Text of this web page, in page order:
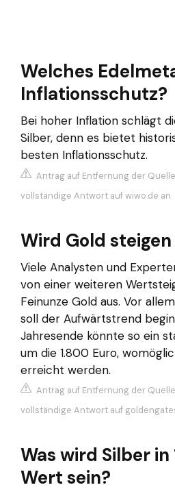
Welches
Inflationsschutz?
Bei hoher Inflation schlägt
Silber, denn es bietet
besten Inflationsschutz.
Antrag auf Entfernung der Quelle
vollständige Antwort auf wiwo.de an
Wird Gold
Viele Analysten und
von einer weiteren
Feinunze Gold aus. Vor
soll der Aufwärtstrend
Jahresende könnte so ein
um die 1.800 Euro,
erreicht werden.
Antrag auf Entfernung der Quelle
vollständige Antwort auf
Was wird Silber in
Wert sein?